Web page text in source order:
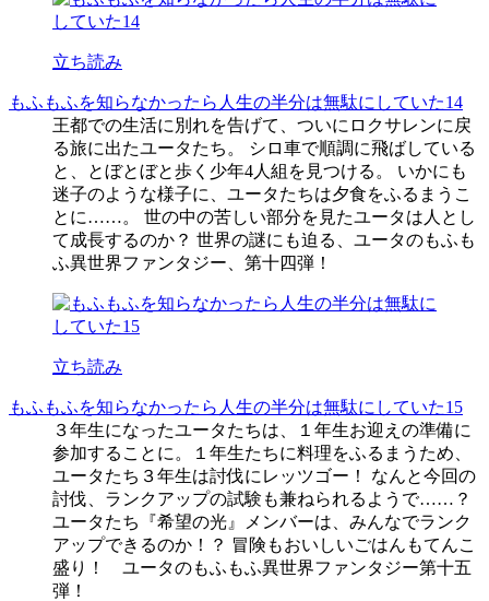
立ち読み
もふもふを知らなかったら人生の半分は無駄にしていた14
王都での生活に別れを告げて、ついにロクサレンに戻
る旅に出たユータたち。 シロ車で順調に飛ばしている
と、とぼとぼと歩く少年4人組を見つける。 いかにも
迷子のような様子に、ユータたちは夕食をふるまうこ
とに……。 世の中の苦しい部分を見たユータは人とし
て成長するのか？ 世界の謎にも迫る、ユータのもふも
ふ異世界ファンタジー、第十四弾！
立ち読み
もふもふを知らなかったら人生の半分は無駄にしていた15
３年生になったユータたちは、１年生お迎えの準備に
参加することに。１年生たちに料理をふるまうため、
ユータたち３年生は討伐にレッツゴー！ なんと今回の
討伐、ランクアップの試験も兼ねられるようで……？
ユータたち『希望の光』メンバーは、みんなでランク
アップできるのか！？ 冒険もおいしいごはんもてんこ
盛り！ ユータのもふもふ異世界ファンタジー第十五
弾！